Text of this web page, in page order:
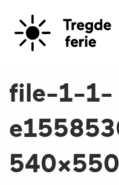
file-1-1-
540×550